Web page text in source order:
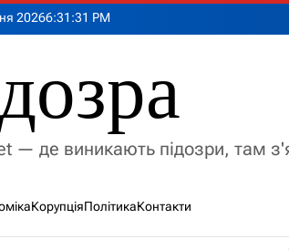
20266:31 :32 PM
— де виникають підозри, там
КорупціяПолітикаКонтакти